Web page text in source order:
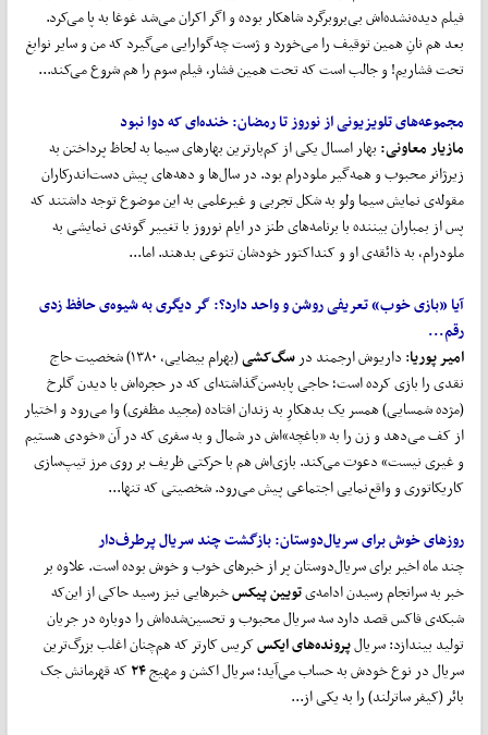
فیلم دیده‌نشده‌اش بی‌بروبرگرد شاهکار بوده و اگر اکران می‌شد غوغا به پا می‌کرد.
بعد هم نانِ همین توقیف را می‌خورد و ژست چه‌گوارایی می‌گیرد که من و سایر نوابغ
تحت فشاریم! و جالب است که تحت همین فشار، فیلم سوم را هم شروع می‌کند...
مجموعههای تلویزیونی از نوروز تا رمضان:خندهای که دوا نبود
مازیار معاونی:بهار امسال یکی از کم‌بارترین بهارهای سیما به لحاظ پرداختن به
زیرژانر محبوب و همه‌گیر ملودرام بود. در سال‌ها و دهه‌های پیش دست‌اندرکاران
مقوله‌ی نمایش سیما ولو به شکل تجربی و غیرعلمی به این موضوع توجه داشتند که
پس از بمباران بیننده با برنامه‌های طنز در ایام نوروز با تغییر گونه‌ی نمایشی به
ملودرام، به ذائقه‌ی او و کنداکتور خودشان تنوعی بدهند. اما...
آیا «بازی خوب» تعریفی روشن و واحد دارد؟:گر دیگری به شیوه‌ی حافظ زدی
رقم...
امیر پوریا: داریوش ارجمند در سگکشی
(بهرام بیضایی، ۱۳۸۰) شخصیت حاج
نقدی را بازی کرده است؛ حاجی پا‌به‌سن‌گذاشته‌ای که در حجره‌اش با دیدن گلرخ
(مژده شمسایی) همسر یک بدهکارِ به زندان افتاده (مجید مظفری) وا می‌رود و اختیار
از کف می‌دهد و زن را به «باغچه»اش در شمال و به سفری که در آن «خودی هستیم
و غیری نیست» دعوت می‌کند. بازی‌اش هم با حرکتی ظریف بر روی مرز تیپ‌سازی
کاریکاتوری و واقع‌نمایی اجتماعی پیش می‌رود. شخصیتی که تنها...
روزهای خوش برای سریالدوستان:بازگشت چند سریال پرطرفدار
چند ماه اخیر برای سریال‌دوستان پر از خبرهای خوب و خوش بوده است. علاوه بر
خبر به سرانجام رسیدن ادامه‌یتویین پیکسخبرهایی نیز رسید حاکی از این‌که
شبکه‌ی ‌فاکس قصد دارد سه سریال محبوب و تحسین‌شده‌اش را دوباره در جریان
تولید بیندازد: سریالپروندههای ایکسکریس کارتر که هم‌چنان اغلب بزرگ‌ترین
سریال در نوع خودش به حساب می‌آید؛ سریال اکشن و مهیج۲۴که قهرمانش جک
بائر (کیفر ساترلند) را به یکی از...